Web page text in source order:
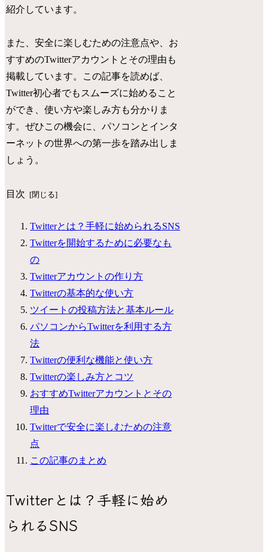
紹介しています。
また、安全に楽しむための注意点や、お
すすめのTwitterアカウントとその理由も
掲載しています。この記事を読めば、
Twitter初心者でもスムーズに始めること
ができ、使い方や楽しみ方も分かりま
す。ぜひこの機会に、パソコンとインタ
ーネットの世界への第一歩を踏み出しま
しょう。
目次
Twitterとは？手軽に始められるSNS
Twitterを開始するために必要なも
の
Twitterアカウントの作り方
Twitterの基本的な使い方
ツイートの投稿方法と基本ルール
パソコンからTwitterを利用する方
法
Twitterの便利な機能と使い方
Twitterの楽しみ方とコツ
おすすめTwitterアカウントとその
理由
Twitterで安全に楽しむための注意
点
この記事のまとめ
Twitterとは？手軽に始め
られるSNS